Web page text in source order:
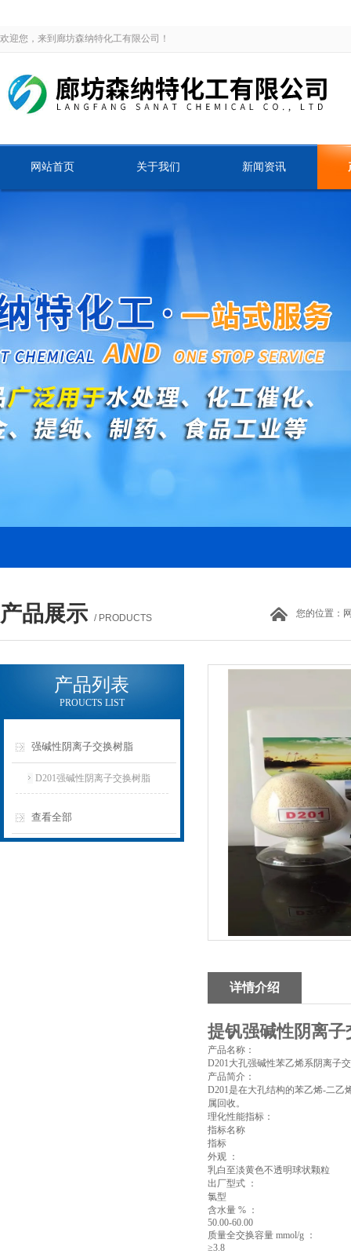
欢迎您，来到廊坊森纳特化工有限公司！
网站首页 关于我们 新闻资讯
产品展示 / PRODUCTS 您的位置：
产品列表
PROUCTS LIST
强碱性阴离子交换树脂
D201强碱性阴离子交换树脂
查看全部
详情介绍
提钒强碱性阴离
产品名称：
D201大孔强碱性苯乙烯系阴离子
产品简介：
D201是在大孔结构的苯乙烯-二乙
属回收。
理化性能指标：
指标名称
指标
外观 ：
乳白至淡黄色不透明球状颗粒
出厂型式 ：
氯型
含水量 % ：
50.00-60.00
质量全交换容量 mmol/g ：
≥3.8